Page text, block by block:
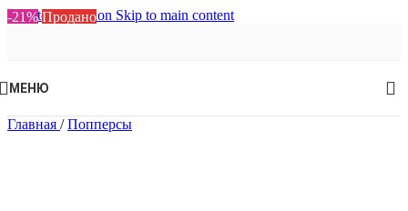
Skip to navigation Skip to main content
МЕНЮ
Главная / Попперсы
-21% Продано